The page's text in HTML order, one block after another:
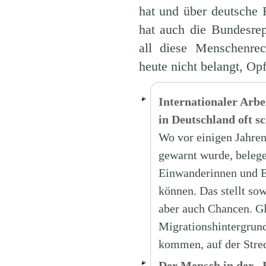
hat und über deutsche
hat auch die
all diese
heute nicht belangt,
Internationaler
in Deutschland oft
Wo vor einigen
gewarnt wurde,
Einwanderinnen und
können. Das stellt
aber auch Chancen.
kommen, auf der